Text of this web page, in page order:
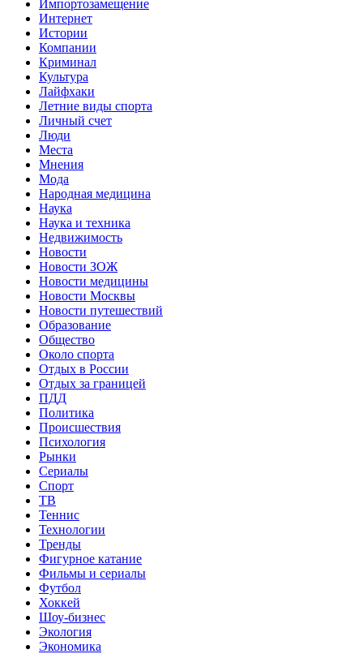
Импортозамещение
Интернет
Истории
Компании
Криминал
Культура
Лайфхаки
Летние виды спорта
Личный счет
Люди
Места
Мнения
Мода
Народная медицина
Наука
Наука и техника
Недвижимость
Новости
Новости ЗОЖ
Новости медицины
Новости Москвы
Новости путешествий
Образование
Общество
Около спорта
Отдых в России
Отдых за границей
ПДД
Политика
Происшествия
Психология
Рынки
Сериалы
Спорт
ТВ
Теннис
Технологии
Тренды
Фигурное катание
Фильмы и сериалы
Футбол
Хоккей
Шоу-бизнес
Экология
Экономика